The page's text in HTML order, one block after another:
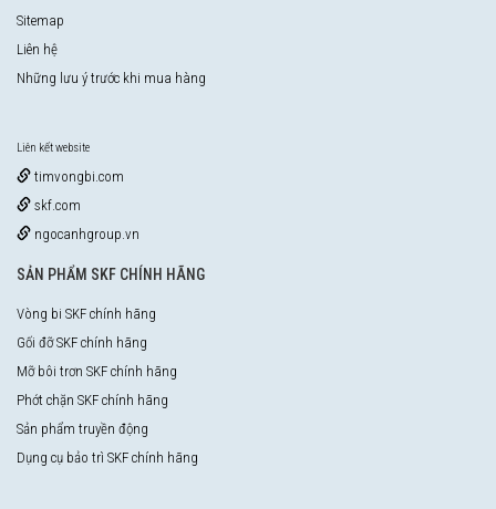
Sitemap
Liên hệ
Những lưu ý trước khi mua hàng
Liên kết website
timvongbi.com
skf.com
ngocanhgroup.vn
SẢN PHẨM SKF CHÍNH HÃNG
Vòng bi SKF chính hãng
Gối đỡ SKF chính hãng
Mỡ bôi trơn SKF chính hãng
Phớt chặn SKF chính hãng
Sản phẩm truyền động
Dụng cụ bảo trì SKF chính hãng